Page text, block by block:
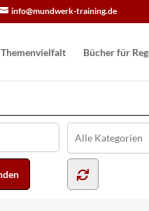
info@mundwerk-training.de
Themenvielfalt Bücher für